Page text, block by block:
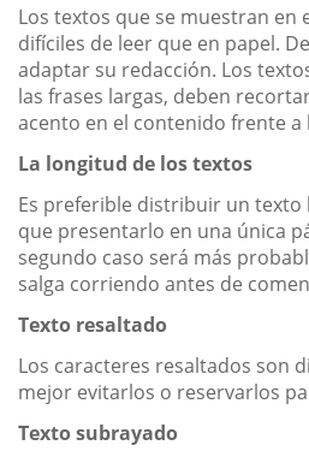
Los textos que se muestran en
difíciles de leer que en papel.
adaptar su redacción. Los
las frases largas, deben
acento en el contenido frente a
La longitud de los textos
Es preferible distribuir un texto
que presentarlo en una única
segundo caso será más
salga corriendo antes de
Texto resaltado
Los caracteres resaltados son
mejor evitarlos o reservarlos
Texto subrayado